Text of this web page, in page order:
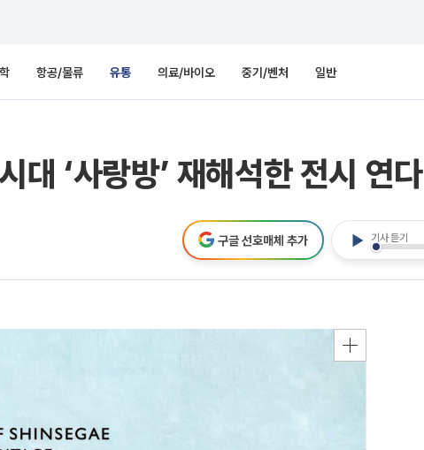
항공/물류 유통 의료/바이오 중기/벤처 일반
대 ‘사랑방’ 재해석한 전시 연다
기사 듣기
구글 선호매체 추가